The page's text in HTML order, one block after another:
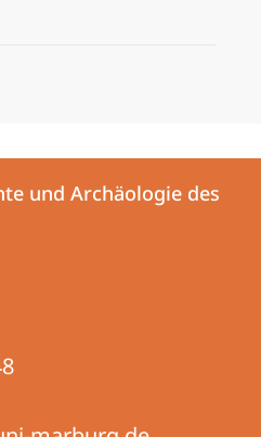
und Archäologie des